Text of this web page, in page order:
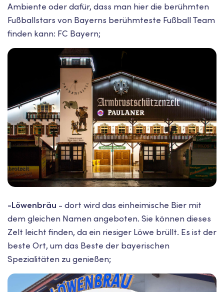
Ambiente oder dafür, dass man hier die berühmten
Fußballstars von Bayerns berühmteste Fußball Team
finden kann: FC Bayern;
-Löwenbräu - dort wird das einheimische Bier mit
dem gleichen Namen angeboten. Sie können dieses
Zelt leicht finden, da ein riesiger Löwe brüllt. Es ist der
beste Ort, um das Beste der bayerischen
Spezialitäten zu genießen;